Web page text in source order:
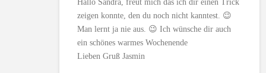
Hallo Sandra, freut mich das ich dir einen Trick
zeigen konnte, den du noch nicht kanntest. 😉
Man lernt ja nie aus. 😉 Ich wünsche dir auch
ein schönes warmes Wochenende
Lieben Gruß Jasmin